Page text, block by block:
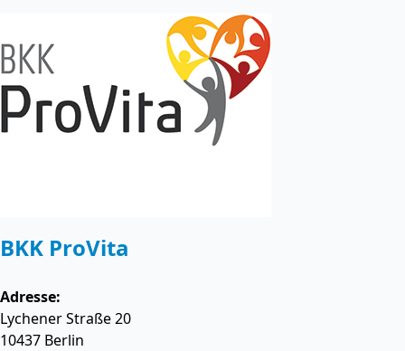
BKK ProVita
Adresse:
Lychener Straße 20
10437 Berlin